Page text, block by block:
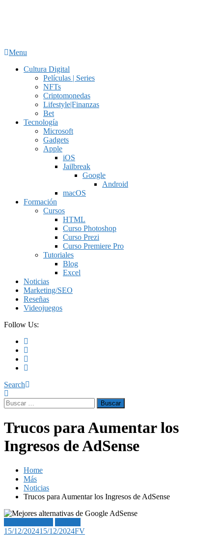
Menu
Cultura Digital
Películas | Series
NFTs
Criptomonedas
Lifestyle|Finanzas
Bet
Tecnología
Microsoft
Gadgets
Apple
iOS
Jailbreak
Google
Android
macOS
Formación
Cursos
HTML
Curso Photoshop
Curso Prezi
Curso Premiere Pro
Tutoriales
Blog
Excel
Noticias
Marketing/SEO
Reseñas
Videojuegos
Follow Us:
Search
Buscar:
Trucos para Aumentar los
Ingresos de AdSense
Home
Más
Noticias
Trucos para Aumentar los Ingresos de AdSense
15/12/202415/12/2024FV